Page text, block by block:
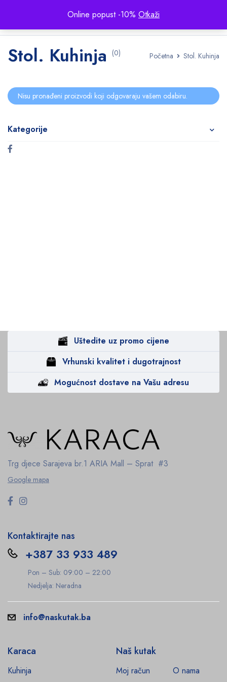
Online popust -10% Otkaži
Početna Stol. Kuhinja
Stol. Kuhinja (0)
Kategorije
Nisu pronađeni proizvodi koji odgovaraju vašem odabiru.
Uštedite uz promo cijene
Vrhunski kvalitet i dugotrajnost
Mogućnost dostave na Vašu adresu
Trg djece Sarajeva br.1 ARIA Mall – Sprat #3
Google mapa
Kontaktirajte nas
+387 33 933 489
Pon – Sub: 09:00 – 22:00
Nedjelja: Neradna
info@naskutak.ba
Karaca
Kuhinja
Naš kutak
Moj račun
O nama